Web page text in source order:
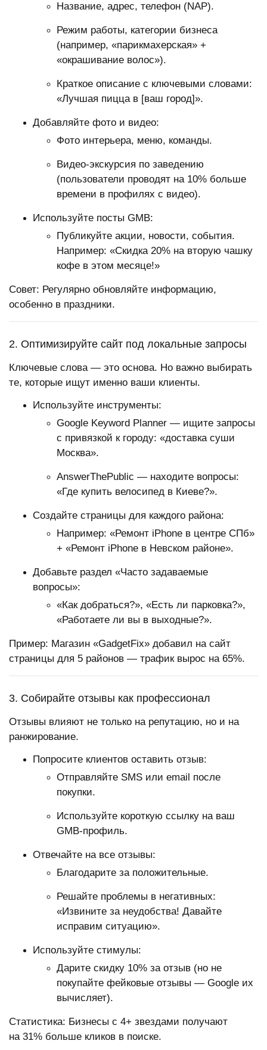
Название, адрес, телефон (NAP).
Режим работы, категории бизнеса
(например, «парикмахерская» +
«окрашивание волос»).
Краткое описание с ключевыми словами:
«Лучшая пицца в [ваш город]».
Добавляйте фото и видео:
Фото интерьера, меню, команды.
Видео-экскурсия по заведению
(пользователи проводят на 10% больше
времени в профилях с видео).
Используйте посты GMB:
Публикуйте акции, новости, события.
Например: «Скидка 20% на вторую чашку
кофе в этом месяце!»
Совет: Регулярно обновляйте информацию,
особенно в праздники.
2. Оптимизируйте сайт под локальные запросы
Ключевые слова — это основа. Но важно выбирать
те, которые ищут именно ваши клиенты.
Используйте инструменты:
Google Keyword Planner — ищите запросы
с привязкой к городу: «доставка суши
Москва».
AnswerThePublic — находите вопросы:
«Где купить велосипед в Киеве?».
Создайте страницы для каждого района:
Например: «Ремонт iPhone в центре СПб»
+ «Ремонт iPhone в Невском районе».
Добавьте раздел «Часто задаваемые
вопросы»:
«Как добраться?», «Есть ли парковка?»,
«Работаете ли вы в выходные?».
Пример: Магазин «GadgetFix» добавил на сайт
страницы для 5 районов — трафик вырос на 65%.
3. Собирайте отзывы как профессионал
Отзывы влияют не только на репутацию, но и на
ранжирование.
Попросите клиентов оставить отзыв:
Отправляйте SMS или email после
покупки.
Используйте короткую ссылку на ваш
GMB-профиль.
Отвечайте на все отзывы:
Благодарите за положительные.
Решайте проблемы в негативных:
«Извините за неудобства! Давайте
исправим ситуацию».
Используйте стимулы:
Дарите скидку 10% за отзыв (но не
покупайте фейковые отзывы — Google их
вычисляет).
Статистика: Бизнесы с 4+ звездами получают
на 31% больше кликов в поиске.